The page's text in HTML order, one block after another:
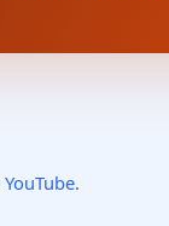
YouTube.